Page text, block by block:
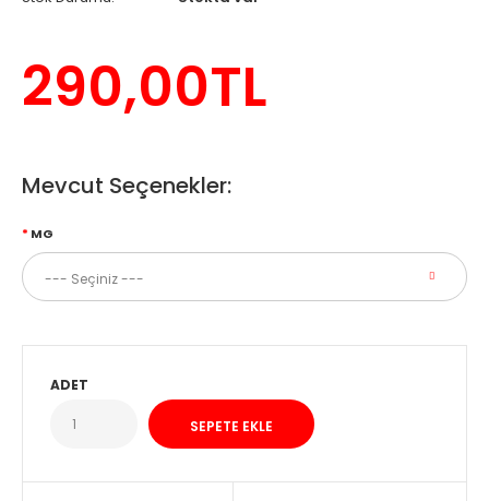
290,00TL
Mevcut Seçenekler:
MG
ADET